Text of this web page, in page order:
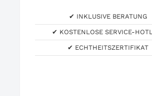
✔ INKLUSIVE BERATUNG
✔ KOSTENLOSE SERVICE-
✔ ECHTHEITSZERTIFIKAT